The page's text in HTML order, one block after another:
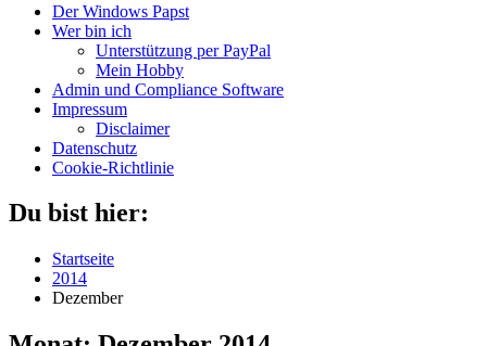
Der Windows Papst
Wer bin ich
Unterstützung per PayPal
Mein Hobby
Admin und Compliance Software
Impressum
Disclaimer
Datenschutz
Cookie-Richtlinie
Du bist hier:
Startseite
2014
Dezember